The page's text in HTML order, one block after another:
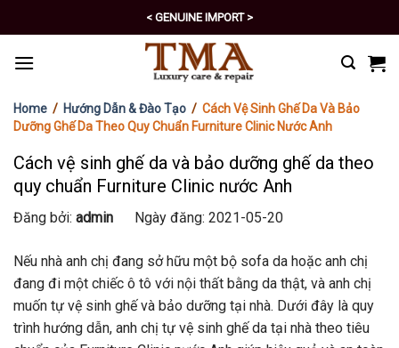
to
content
< EXCELLENT POLICY >
Home / Hướng Dẫn & Đào Tạo / Cách Vệ Sinh Ghế Da Và Bảo
Dưỡng Ghế Da Theo Quy Chuẩn Furniture Clinic Nước Anh
Cách vệ sinh ghế da và bảo dưỡng ghế da theo
quy chuẩn Furniture Clinic nước Anh
Đăng bởi: admin Ngày đăng: 2021-05-20
Nếu nhà anh chị đang sở hữu một bộ sofa da hoặc anh chị
đang đi một chiếc ô tô với nội thất bằng da thật, và anh chị
muốn tự vệ sinh ghế và bảo dưỡng tại nhà. Dưới đây là quy
trình hướng dẫn, anh chị tự vệ sinh ghế da tại nhà theo tiêu